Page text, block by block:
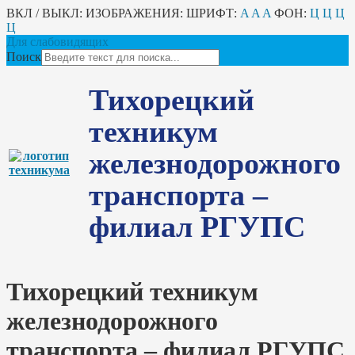
ВКЛ / ВЫКЛ: ИЗОБРАЖЕНИЯ: ШРИФТ: A A A ФОН: Ц Ц Ц
Ц
Для слабовидящих
Поиск
Тихорецкий
техникум
железнодорожного
транспорта –
филиал РГУПС
Тихорецкий техникум
железнодорожного